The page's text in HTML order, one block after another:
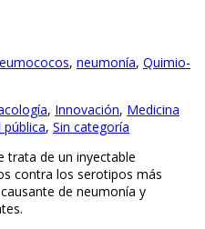
, neumonía, Quimio-
, Innovación, Medicina
pública, Sin categoría
trata de un inyectable
contra los serotipos más
de neumonía y